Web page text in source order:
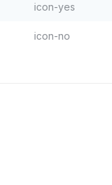
icon-yes
icon-no